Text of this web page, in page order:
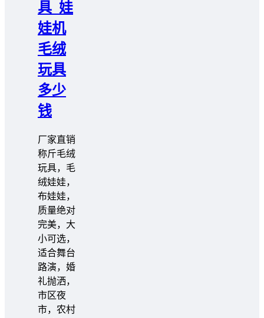
具_娃
娃机
毛绒
玩具
多少
钱
厂家直销
称斤毛绒
玩具，毛
绒娃娃，
布娃娃，
质量绝对
完美，大
小可选，
适合舞台
路演，婚
礼抛洒，
市区夜
市，农村